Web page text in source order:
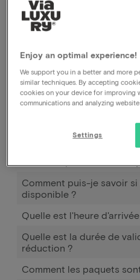
Comment fonctionne Pay
Quand et comment puis-
Combien dois-je payer en
(mes) enfant(s) ?
Puis-je également
Comment puis-je savoir
disponible ?
Quelle est l'heure
Quelle est la durée de
réduction ?
Comment les paquets
pour cela.
Enjoy an optimal experience!
We support you in a better and more
similar techniques. By accepting
cookies on your device for improving
communications and analyzing website
Settings